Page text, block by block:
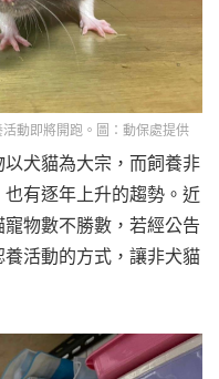
動即將開跑。圖：動保處提供
犬貓為大宗，而飼養非
有逐年上升的趨勢。近
物數不勝數，若經公告
活動的方式，讓非犬貓